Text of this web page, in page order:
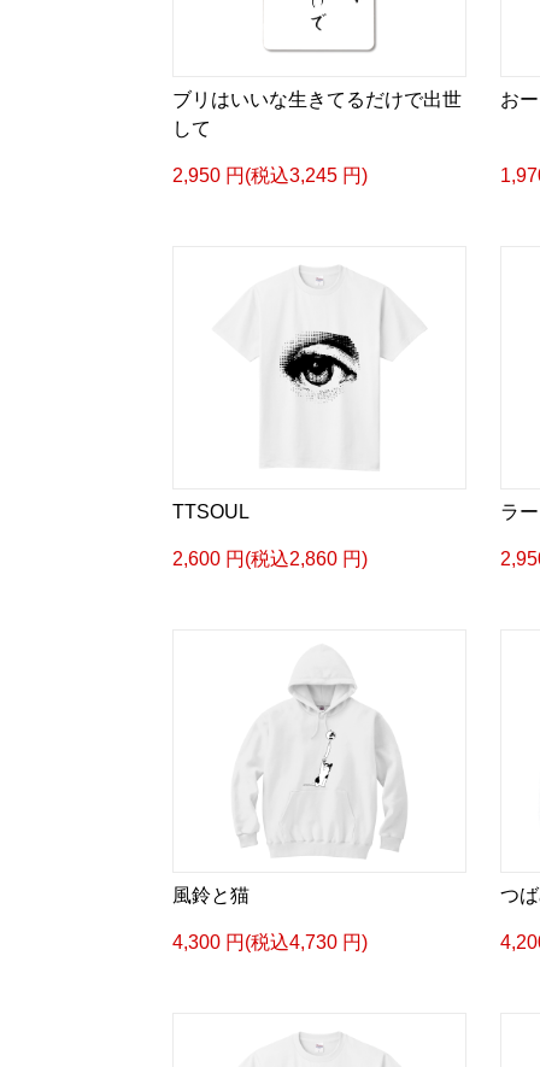
ブリはいいな生きてるだけで出世
して
2,950 円(税込3,245 円)
お
TTSOUL
2,600 円(税込2,860 円)
ラ
風鈴と猫
4,300 円(税込4,730 円)
つ